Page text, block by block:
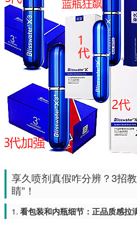
享久喷剂真假咋分辨？3招
睛”！
1. 看包装和内瓶细节：正品质感拉